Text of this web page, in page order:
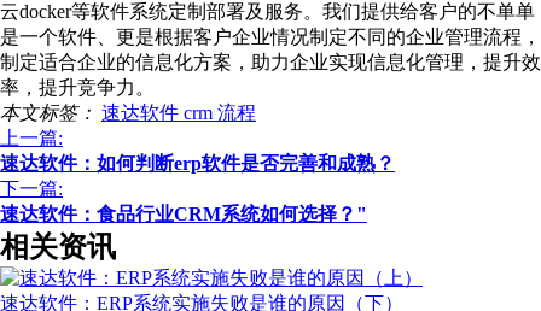
云docker等软件系统定制部署及服务。我们提供给客户的不单单
是一个软件、更是根据客户企业情况制定不同的企业管理流程，
制定适合企业的信息化方案，助力企业实现信息化管理，提升效
率，提升竞争力。
本文标签： 速达软件 crm 流程
上一篇:
速达软件：如何判断erp软件是否完善和成熟？
下一篇:
速达软件：食品行业CRM系统如何选择？"
相关资讯
速达软件：ERP系统实施失败是谁的原因（下）